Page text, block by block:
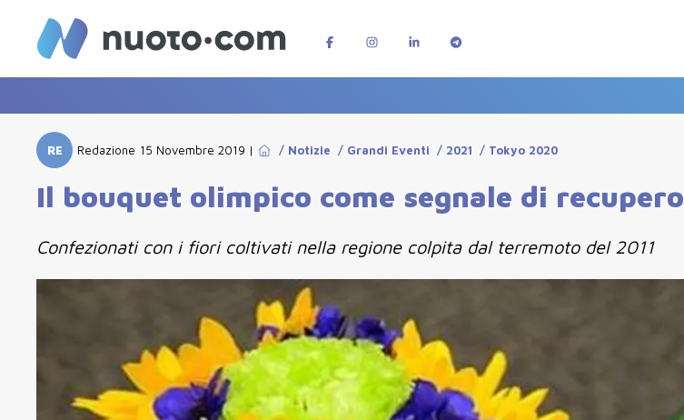
RE Redazione 15 Novembre 2019 | / Notizie / Grandi Eventi / 2021 / Tokyo 2020
Il bouquet olimpico come segnale di recupero
Confezionati con i fiori coltivati nella regione colpita dal terremoto del 2011